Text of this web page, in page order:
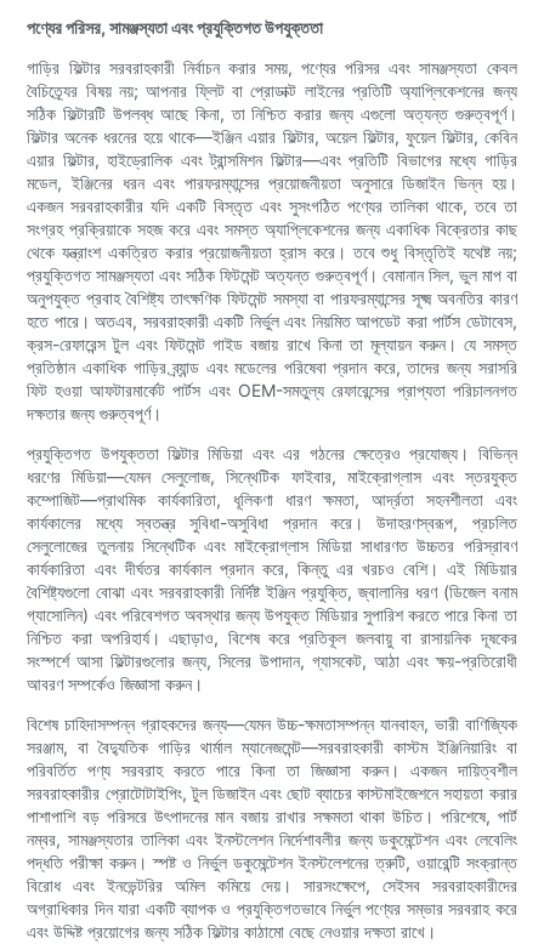
পণ্যের পরিসর, সামঞ্জস্যতা এবং প্রযুক্তিগত উপযুক্ততা
গাড়ির ফিল্টার সরবরাহকারী নির্বাচন করার সময়, পণ্যের পরিসর এবং সামঞ্জস্যতা কেবল
বৈচিত্র্যের বিষয় নয়; আপনার ফ্লিট বা প্রোডাক্ট লাইনের প্রতিটি অ্যাপ্লিকেশনের জন্য
সঠিক ফিল্টারটি উপলব্ধ আছে কিনা, তা নিশ্চিত করার জন্য এগুলো অত্যন্ত গুরুত্বপূর্ণ।
ফিল্টার অনেক ধরনের হয়ে থাকে—ইঞ্জিন এয়ার ফিল্টার, অয়েল ফিল্টার, ফুয়েল ফিল্টার, কেবিন
এয়ার ফিল্টার, হাইড্রোলিক এবং ট্রান্সমিশন ফিল্টার—এবং প্রতিটি বিভাগের মধ্যে গাড়ির
মডেল, ইঞ্জিনের ধরন এবং পারফরম্যান্সের প্রয়োজনীয়তা অনুসারে ডিজাইন ভিন্ন হয়।
একজন সরবরাহকারীর যদি একটি বিস্তৃত এবং সুসংগঠিত পণ্যের তালিকা থাকে, তবে তা
সংগ্রহ প্রক্রিয়াকে সহজ করে এবং সমস্ত অ্যাপ্লিকেশনের জন্য একাধিক বিক্রেতার কাছ
থেকে যন্ত্রাংশ একত্রিত করার প্রয়োজনীয়তা হ্রাস করে। তবে শুধু বিস্তৃতিই যথেষ্ট নয়;
প্রযুক্তিগত সামঞ্জস্যতা এবং সঠিক ফিটমেন্ট অত্যন্ত গুরুত্বপূর্ণ। বেমানান সিল, ভুল মাপ বা
অনুপযুক্ত প্রবাহ বৈশিষ্ট্য তাৎক্ষণিক ফিটমেন্ট সমস্যা বা পারফরম্যান্সের সূক্ষ্ম অবনতির কারণ
হতে পারে। অতএব, সরবরাহকারী একটি নির্ভুল এবং নিয়মিত আপডেট করা পার্টস ডেটাবেস,
ক্রস-রেফারেন্স টুল এবং ফিটমেন্ট গাইড বজায় রাখে কিনা তা মূল্যায়ন করুন। যে সমস্ত
প্রতিষ্ঠান একাধিক গাড়ির ব্র্যান্ড এবং মডেলের পরিষেবা প্রদান করে, তাদের জন্য সরাসরি
ফিট হওয়া আফটারমার্কেট পার্টস এবং OEM-সমতুল্য রেফারেন্সের প্রাপ্যতা পরিচালনগত
দক্ষতার জন্য গুরুত্বপূর্ণ।
প্রযুক্তিগত উপযুক্ততা ফিল্টার মিডিয়া এবং এর গঠনের ক্ষেত্রেও প্রযোজ্য। বিভিন্ন
ধরণের মিডিয়া—যেমন সেলুলোজ, সিন্থেটিক ফাইবার, মাইক্রোগ্লাস এবং স্তরযুক্ত
কম্পোজিট—প্রাথমিক কার্যকারিতা, ধূলিকণা ধারণ ক্ষমতা, আর্দ্রতা সহনশীলতা এবং
কার্যকালের মধ্যে স্বতন্ত্র সুবিধা-অসুবিধা প্রদান করে। উদাহরণস্বরূপ, প্রচলিত
সেলুলোজের তুলনায় সিন্থেটিক এবং মাইক্রোগ্লাস মিডিয়া সাধারণত উচ্চতর পরিস্রাবণ
কার্যকারিতা এবং দীর্ঘতর কার্যকাল প্রদান করে, কিন্তু এর খরচও বেশি। এই মিডিয়ার
বৈশিষ্ট্যগুলো বোঝা এবং সরবরাহকারী নির্দিষ্ট ইঞ্জিন প্রযুক্তি, জ্বালানির ধরণ (ডিজেল বনাম
গ্যাসোলিন) এবং পরিবেশগত অবস্থার জন্য উপযুক্ত মিডিয়ার সুপারিশ করতে পারে কিনা তা
নিশ্চিত করা অপরিহার্য। এছাড়াও, বিশেষ করে প্রতিকূল জলবায়ু বা রাসায়নিক দূষকের
সংস্পর্শে আসা ফিল্টারগুলোর জন্য, সিলের উপাদান, গ্যাসকেট, আঠা এবং ক্ষয়-প্রতিরোধী
আবরণ সম্পর্কেও জিজ্ঞাসা করুন।
বিশেষ চাহিদাসম্পন্ন গ্রাহকদের জন্য—যেমন উচ্চ-ক্ষমতাসম্পন্ন যানবাহন, ভারী বাণিজ্যিক
সরঞ্জাম, বা বৈদ্যুতিক গাড়ির থার্মাল ম্যানেজমেন্ট—সরবরাহকারী কাস্টম ইঞ্জিনিয়ারিং বা
পরিবর্তিত পণ্য সরবরাহ করতে পারে কিনা তা জিজ্ঞাসা করুন। একজন দায়িত্বশীল
সরবরাহকারীর প্রোটোটাইপিং, টুল ডিজাইন এবং ছোট ব্যাচের কাস্টমাইজেশনে সহায়তা করার
পাশাপাশি বড় পরিসরে উৎপাদনের মান বজায় রাখার সক্ষমতা থাকা উচিত। পরিশেষে, পার্ট
নম্বর, সামঞ্জস্যতার তালিকা এবং ইনস্টলেশন নির্দেশাবলীর জন্য ডকুমেন্টেশন এবং লেবেলিং
পদ্ধতি পরীক্ষা করুন। স্পষ্ট ও নির্ভুল ডকুমেন্টেশন ইনস্টলেশনের ত্রুটি, ওয়ারেন্টি সংক্রান্ত
বিরোধ এবং ইনভেন্টরির অমিল কমিয়ে দেয়। সারসংক্ষেপে, সেইসব সরবরাহকারীদের
অগ্রাধিকার দিন যারা একটি ব্যাপক ও প্রযুক্তিগতভাবে নির্ভুল পণ্যের সম্ভার সরবরাহ করে
এবং উদ্দিষ্ট প্রয়োগের জন্য সঠিক ফিল্টার কাঠামো বেছে নেওয়ার দক্ষতা রাখে।